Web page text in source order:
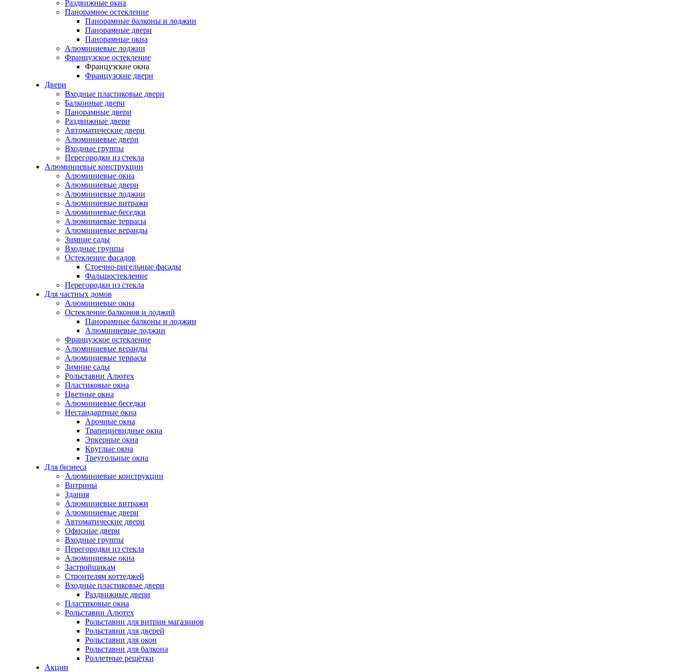
Раздвижные окна
Панорамное остекление
Панорамные балконы и лоджии
Панорамные двери
Панорамные окна
Алюминиевые лоджии
Французское остекление
Французские окна
Французские двери
Двери
Входные пластиковые двери
Балконные двери
Панорамные двери
Раздвижные двери
Автоматические двери
Алюминиевые двери
Входные группы
Перегородки из стекла
Алюминиевые конструкции
Алюминиевые окна
Алюминиевые двери
Алюминиевые лоджии
Алюминиевые витражи
Алюминиевые беседки
Алюминиевые террасы
Алюминиевые веранды
Зимние сады
Входные группы
Остекление фасадов
Стоечно-ригельные фасады
Фальшостекление
Перегородки из стекла
Для частных домов
Алюминиевые окна
Остекление балконов и лоджий
Панорамные балконы и лоджии
Алюминиевые лоджии
Французское остекление
Алюминиевые веранды
Алюминиевые террасы
Зимние сады
Рольставни Алютех
Пластиковые окна
Цветные окна
Алюминиевые беседки
Нестандартные окна
Арочные окна
Трапециевидные окна
Эркерные окна
Круглые окна
Треугольные окна
Для бизнеса
Алюминиевые конструкции
Витрины
Здания
Алюминиевые витражи
Алюминиевые двери
Автоматические двери
Офисные двери
Входные группы
Перегородки из стекла
Алюминиевые окна
Застройщикам
Строителям коттеджей
Входные пластиковые двери
Раздвижные двери
Пластиковые окна
Рольставни Алютех
Рольставни для витрин магазинов
Рольставни для дверей
Рольставни для окон
Рольставни для балкона
Роллетные решётки
Акции